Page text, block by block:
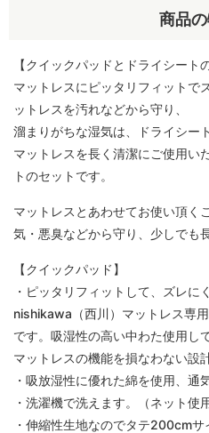
商品
【クイックパッドとドライシート
マットレスにピッタリフィットで
ットレスを汚れなどから守り、
溜まりがちな湿気は、ドライシー
マットレスを長く清潔にご使用い
トのセットです。
マットレスとあわせてお使い頂く
気・悪臭などから守り、少しでも
【クイックパッド】
・ピッタリフィットして、ズレに
nishikawa（西川）マットレス専
です。吸湿性の高い中わた使用し
マットレスの機能を損なわない設
・吸放湿性に優れた綿を使用、通
・洗濯機で洗えます。（ネット使用
・伸縮性生地なのでタテ200cmサ